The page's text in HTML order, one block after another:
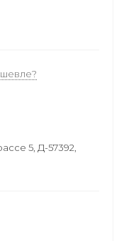
5, Д-57392,